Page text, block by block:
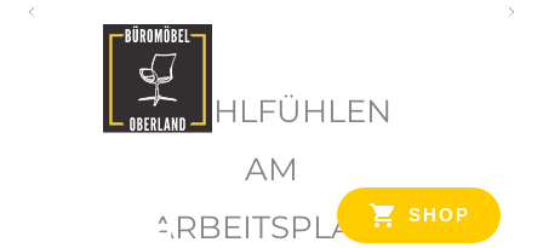
SHOP
WOHLFÜHLEN
AM
ARBEITSPLATZ